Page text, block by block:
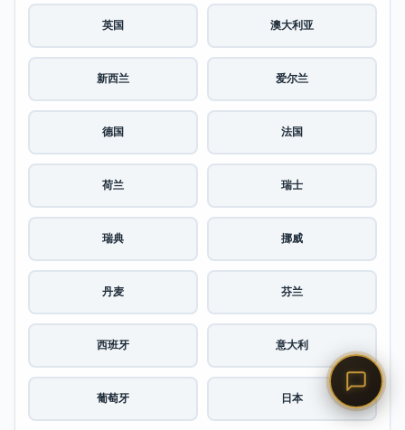
英国 澳大利亚
新西兰 爱尔兰
德国 法国
荷兰 瑞士
瑞典 挪威
丹麦 芬兰
西班牙 意大利
葡萄牙 日本